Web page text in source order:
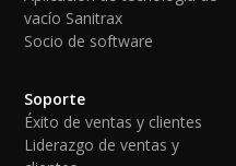
vacío Sanitrax
Socio de software
Soporte
Éxito de ventas y clientes
Liderazgo de ventas y